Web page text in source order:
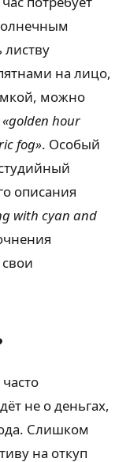
на лицо,
можно
«golden hour
fog». Особый
описания
with cyan and
не о деньгах,
Слишком
на откуп